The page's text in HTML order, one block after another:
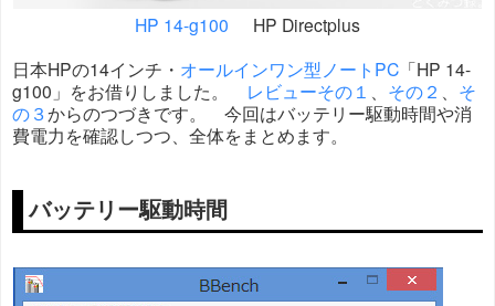
HP 14-g100
HP Directplus
日本HPの14インチ・ オールインワン型ノートPC 「HP 14-
g100」をお借りしました。 レビューその１ その２
そ
の３からのつづきです。 今回はバッテリー駆動時間や消
費電力を確認しつつ、全体をまとめます。
バッテリー駆動時間